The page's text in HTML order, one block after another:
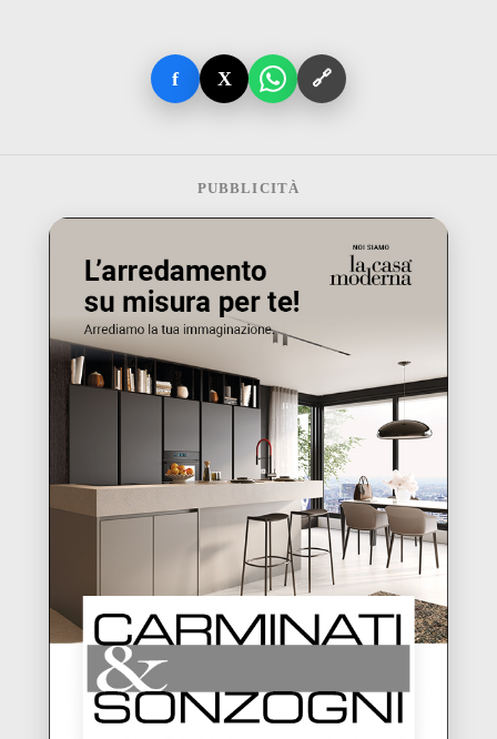
f X 🔗
PUBBLICITÀ